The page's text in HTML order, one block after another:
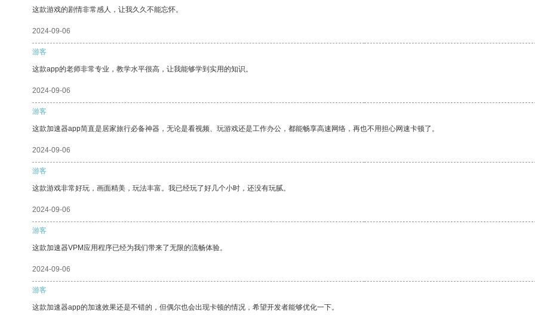
这款游戏的剧情非常感人，让我久久不能忘怀。
2024-09-06
游客
这款app的老师非常专业，教学水平很高，让我能够学到实用的知识。
2024-09-06
游客
这款加速器app简直是居家旅行必备神器，无论是看视频、玩游戏还是工作办公，都能畅享高速网络，再也不用担心网速卡顿了。
2024-09-06
游客
这款游戏非常好玩，画面精美，玩法丰富。我已经玩了好几个小时，还没有玩腻。
2024-09-06
游客
这款加速器VPM应用程序已经为我们带来了无限的流畅体验。
2024-09-06
游客
这款加速器app的加速效果还是不错的，但偶尔也会出现卡顿的情况，希望开发者能够优化一下。